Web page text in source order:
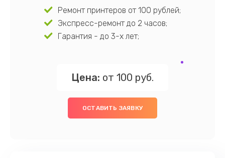
Ремонт принтеров от 100 рублей;
Экспресс-ремонт до 2 часов;
Гарантия - до 3-х лет;
Цена: от 100 руб.
ОСТАВИТЬ ЗАЯВКУ